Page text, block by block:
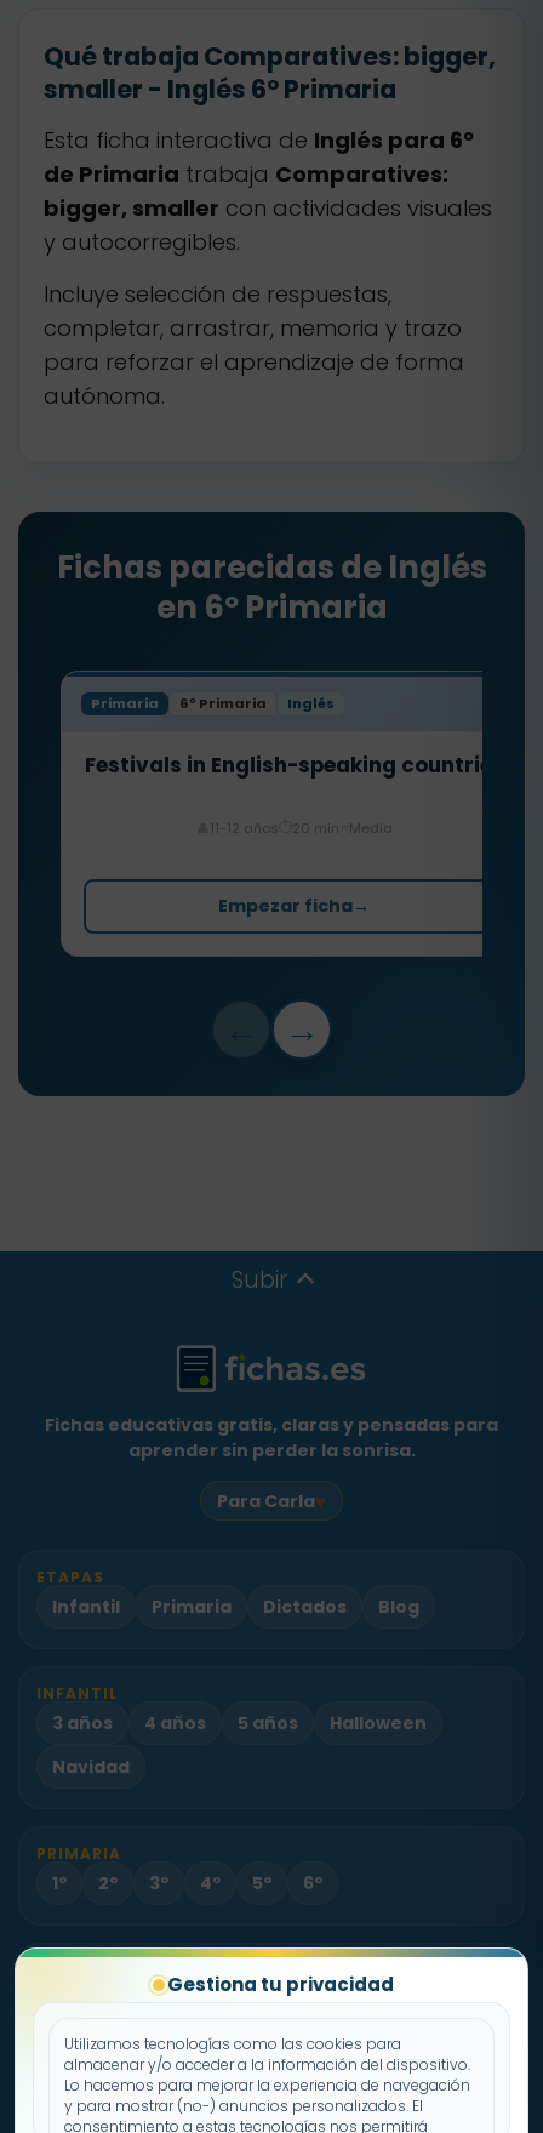
Gestiona tu privacidad
Utilizamos tecnologías como las cookies para
almacenar y/o acceder a la información del dispositivo.
Lo hacemos para mejorar la experiencia de navegación
y para mostrar (no-) anuncios personalizados. El
consentimiento a estas tecnologías nos permitirá
Qué trabaja Comparatives: bigger,
smaller - Inglés 6º Primaria
Esta ficha interactiva de Inglés para 6º
de Primaria trabaja Comparatives:
bigger, smaller con actividades visuales
y autocorregibles.
Incluye selección de respuestas,
completar, arrastrar, memoria y trazo
para reforzar el aprendizaje de forma
autónoma.
Fichas parecidas de Inglés
en 6º Primaria
Primaria 6º Primaria Inglés
Festivals in English-speaking countries
11-12 años 20 min Media
Empezar ficha→
→
Subir
Fichas educativas gratis, claras y pensadas para
aprender sin perder la sonrisa.
Para Carla♥
ETAPAS
Infantil Primaria Dictados Blog
INFANTIL
3 años 4 años 5 años
Halloween
Navidad
PRIMARIA
1º 2º 3º 4º 5º 6º
Sobre Fichas.es Contacto
Política de cookies